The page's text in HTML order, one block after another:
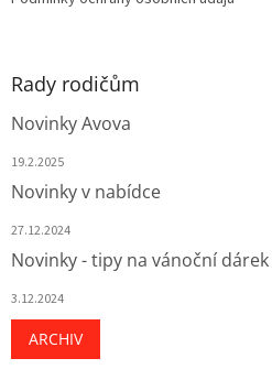
Rady rodičům
Novinky Avova
19.2.2025
Novinky v nabídce
27.12.2024
Novinky - tipy na vánoční dárek
3.12.2024
ARCHIV